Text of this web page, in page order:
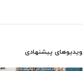
ویدیوهای پیشنهادی